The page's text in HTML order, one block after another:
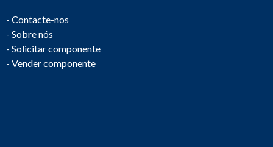
- Contacte-nos
- Sobre nós
- Solicitar componente
- Vender componente